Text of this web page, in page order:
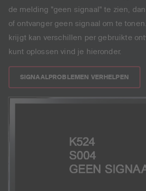
de melding "geen signaal" te zien,
of ontvanger geen signaal om te
krijgt kan verschillen per gebruikte
kunt oplossen vind je hieronder.
SIGNAALPROBLEMEN VERHELPEN